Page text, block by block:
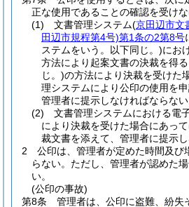
正な使用であることの確認を受けな
(1)
文書管理システム(京田辺市文
田辺市規程第4号)第1条の2第8号
ステムをいう。以下同じ。)にお
方法により起案文書の決裁を得
じ。)の方法により決裁を受けた
理システムにより公印の使用を
管理者に提示しなければならない
(2)
文書管理システムにおける電
により決裁を受けた場合にあっ
裁文書を添えて、管理者に提示し
2
公印は、管理者が定めた時間及び
らない。 ただし、管理者が認めた
い。
(公印の事故)
第8条
管理者は、公印に盗難、紛失